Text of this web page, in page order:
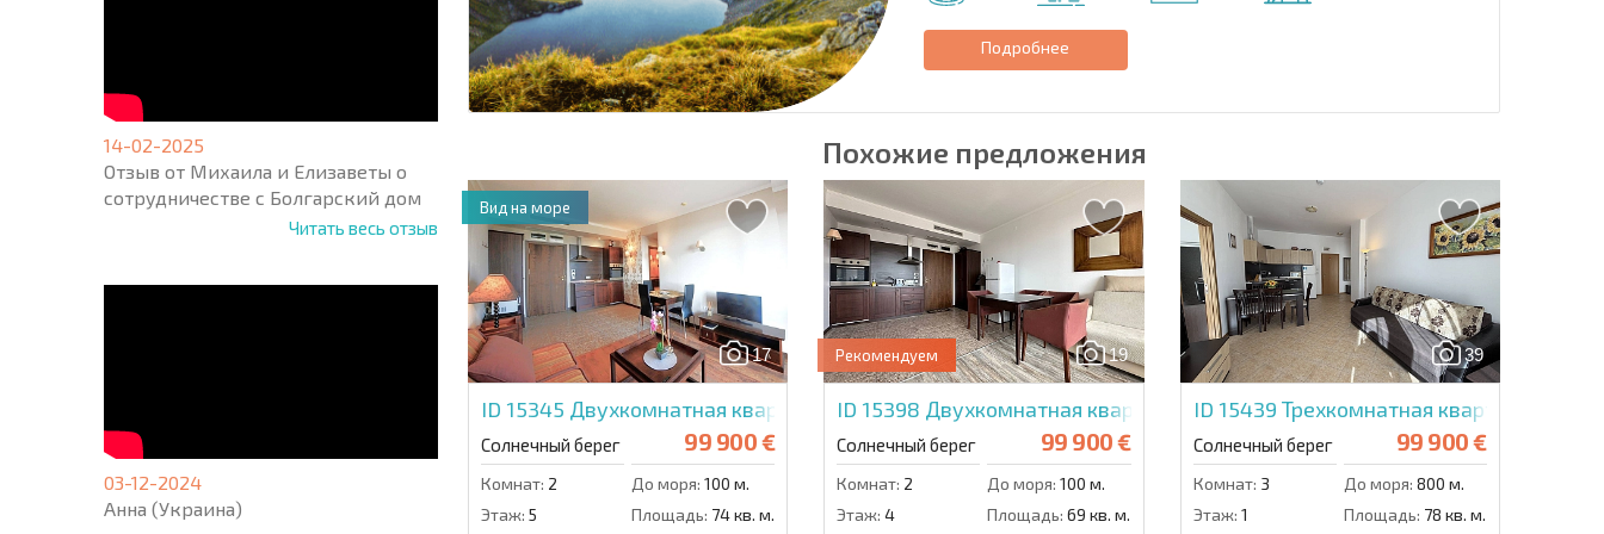
14-02-2025
Отзыв от Михаила и Елизаветы о
сотрудничестве с Болгарский дом
Читать весь отзыв
03-12-2024
Анна (Украина)
Отправить сообщение
Подробнее
Похожие предложения
17
ID 15345 Двухкомнатная квартира в Роял Бич Барсело
Солнечный берег 99 900 €
Комнат: 2 До моря: 100 м.
Этаж: 5 Площадь: 74 кв. м.
Вид на море
19
Рекомендуем
ID 15398 Двухкомнатная квартира в Роял Бич Барсело
Солнечный берег 99 900 €
Комнат: 2 До моря: 100 м.
Этаж: 4 Площадь: 69 кв. м.
39
ID 15439 Трехкомнатная квартира в
Солнечный берег 99 900 €
Комнат: 3 До моря: 800 м.
Этаж: 1 Площадь: 78 кв. м.